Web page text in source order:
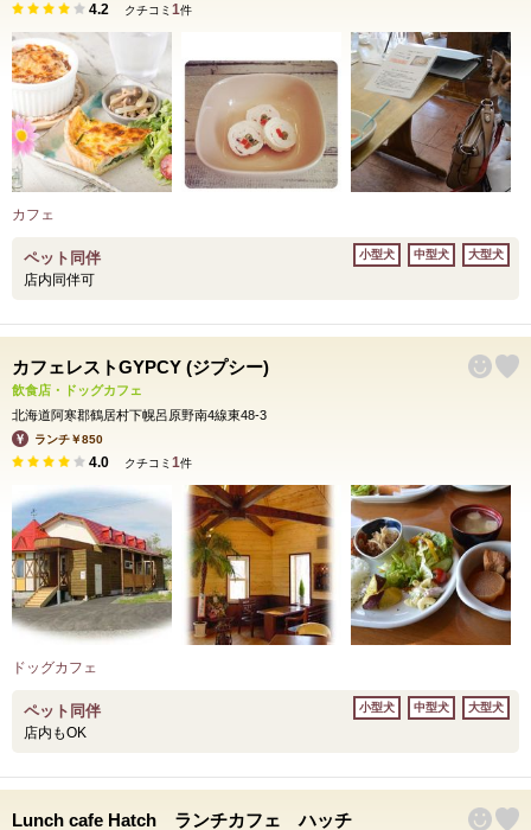
4.2 クチコミ 1件
カフェ
ペット同伴
店内同伴可
小型犬 中型犬 大型犬
カフェレストGYPCY (ジプシー)
飲食店・ドッグカフェ
北海道阿寒郡鶴居村下幌呂原野南4線東48-3
ランチ￥850
4.0 クチコミ 1件
ドッグカフェ
ペット同伴
店内もOK
小型犬 中型犬 大型犬
Lunch cafe Hatch ランチカフェ ハッチ